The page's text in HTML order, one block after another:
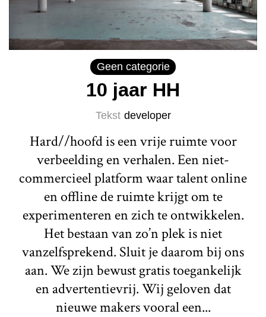
Geen categorie
10 jaar HH
Tekst developer
Hard//hoofd is een vrije ruimte voor
verbeelding en verhalen. Een niet-
commercieel platform waar talent online
en offline de ruimte krijgt om te
experimenteren en zich te ontwikkelen.
Het bestaan van zo’n plek is niet
vanzelfsprekend. Sluit je daarom bij ons
aan. We zijn bewust gratis toegankelijk
en advertentievrij. Wij geloven dat
nieuwe makers vooral een...